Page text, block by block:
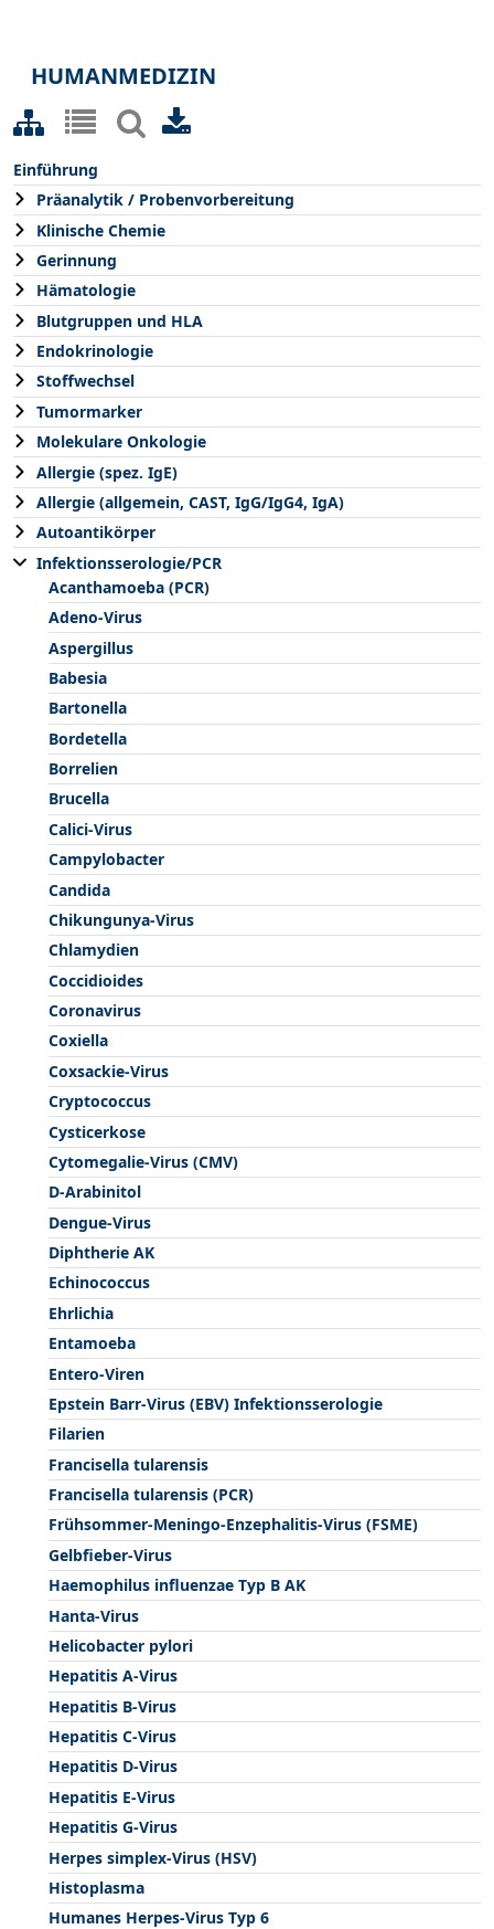
HUMANMEDIZIN
Einführung
Präanalytik / Probenvorbereitung
Klinische Chemie
Gerinnung
Hämatologie
Blutgruppen und HLA
Endokrinologie
Stoffwechsel
Tumormarker
Molekulare Onkologie
Allergie (spez. IgE)
Allergie (allgemein, CAST, IgG/IgG4, IgA)
Autoantikörper
Infektionsserologie/PCR
Acanthamoeba (PCR)
Adeno-Virus
Aspergillus
Babesia
Bartonella
Bordetella
Borrelien
Brucella
Calici-Virus
Campylobacter
Candida
Chikungunya-Virus
Chlamydien
Coccidioides
Coronavirus
Coxiella
Coxsackie-Virus
Cryptococcus
Cysticerkose
Cytomegalie-Virus (CMV)
D-Arabinitol
Dengue-Virus
Diphtherie AK
Echinococcus
Ehrlichia
Entamoeba
Entero-Viren
Epstein Barr-Virus (EBV) Infektionsserologie
Filarien
Francisella tularensis
Francisella tularensis (PCR)
Frühsommer-Meningo-Enzephalitis-Virus (FSME)
Gelbfieber-Virus
Haemophilus influenzae Typ B AK
Hanta-Virus
Helicobacter pylori
Hepatitis A-Virus
Hepatitis B-Virus
Hepatitis C-Virus
Hepatitis D-Virus
Hepatitis E-Virus
Hepatitis G-Virus
Herpes simplex-Virus (HSV)
Histoplasma
Humanes Herpes-Virus Typ 6